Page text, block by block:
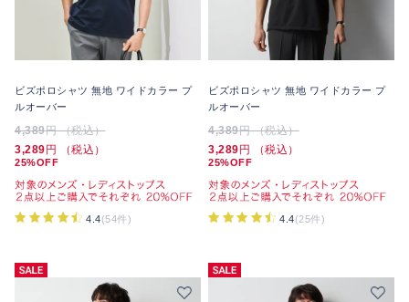
ビズポロシャツ 無地 ワイドカラー プ
ルオーバー
4,389円 （税込）
3,289円 （税込）
25%OFF
4.4(54件)
ビズポロシャツ 無地 ワイドカラー プ
ルオーバー
4,389円 （税込）
3,289円 （税込）
25%OFF
4.4(25件)